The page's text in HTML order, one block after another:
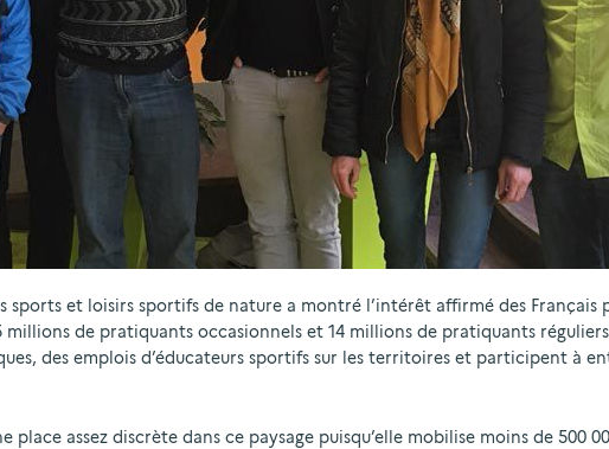
sports et loisirs sportifs de nature a montré l’intérêt affirmé des
millions de pratiquants occasionnels et 14 millions de pratiquants
des emplois d’éducateurs sportifs sur les territoires et participent à
place assez discrète dans ce paysage puisqu’elle mobilise moins de 500